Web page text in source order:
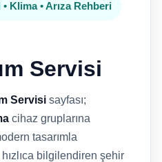
Klima • Arıza Rehberi
Servisi
Servisi sayfası;
cihaz gruplarına
tasarımla
hızlıca bilgilendiren şehir